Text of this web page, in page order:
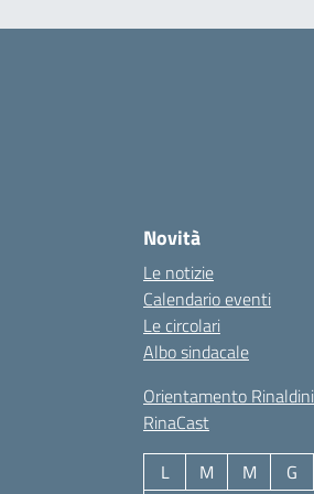
Novità
Le notizie
Calendario eventi
Le circolari
Albo sindacale
Orientamento Rinaldini
RinaCast
L M M G